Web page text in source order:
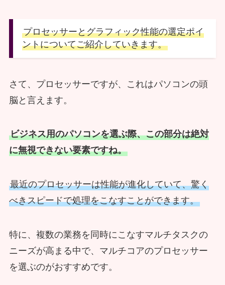
プロセッサーとグラフィック性能の選定ポイ
ントについてご紹介していきます。
さて、プロセッサーですが、これはパソコンの頭
脳と言えます。
ビジネス用のパソコンを選ぶ際、この部分は絶対
に無視できない要素ですね。
最近のプロセッサーは性能が進化していて、驚く
べきスピードで処理をこなすことができます。
特に、複数の業務を同時にこなすマルチタスクの
ニーズが高まる中で、マルチコアのプロセッサー
を選ぶのがおすすめです。